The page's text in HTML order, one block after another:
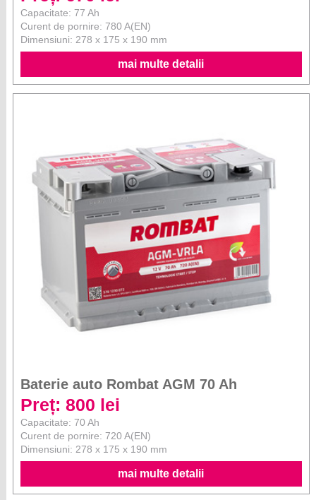
Capacitate: 77 Ah
Curent de pornire: 780 A(EN)
Dimensiuni: 278 x 175 x 190 mm
mai multe detalii
Baterie auto Rombat AGM 70 Ah
Preț: 800 lei
Capacitate: 70 Ah
Curent de pornire: 720 A(EN)
Dimensiuni: 278 x 175 x 190 mm
mai multe detalii